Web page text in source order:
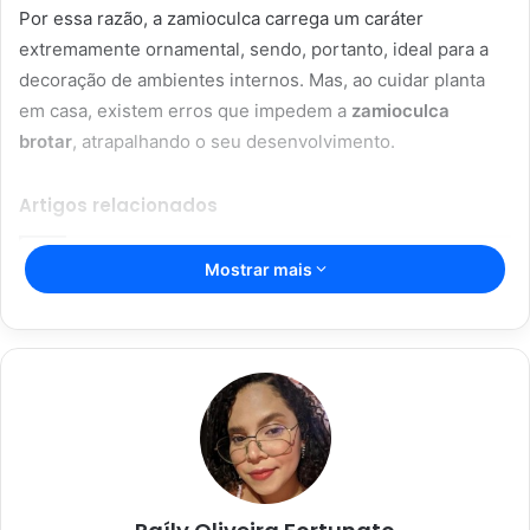
Por essa razão, a zamioculca carrega um caráter
extremamente ornamental, sendo, portanto, ideal para a
decoração de ambientes internos. Mas, ao cuidar planta
em casa, existem erros que impedem a zamioculca
brotar, atrapalhando o seu desenvolvimento.
Artigos relacionados
Espada de São Jorge; com essas dicas
confira
Segredos da jardinagem para
iniciantes: não deixe as suas
plantinhas morrerem
Mostrar mais